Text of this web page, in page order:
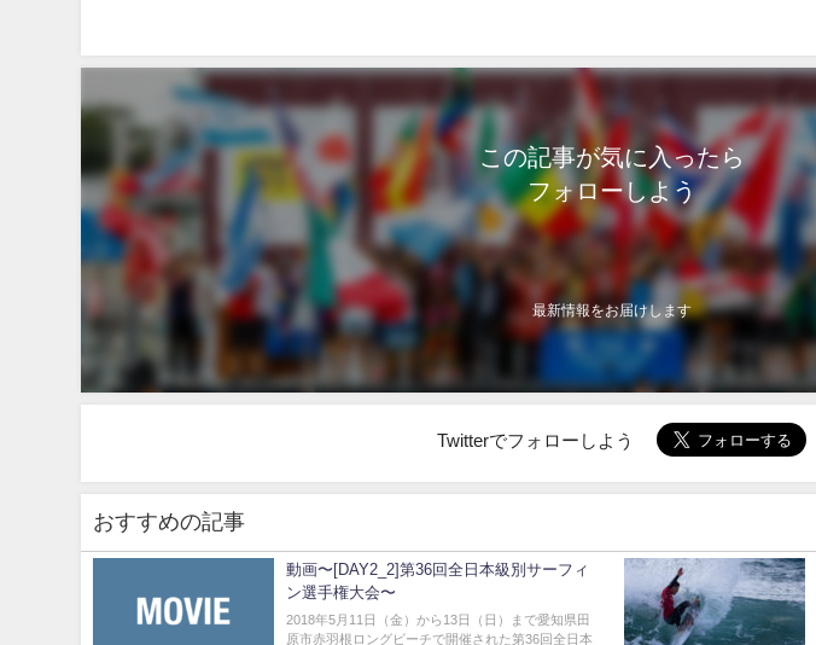
この記事が気に入ったら
フォローしよう
最新情報をお届けします
Twitterでフォローしよう
おすすめの記事
動画〜[DAY2_2]第36回全日本級別サーフィ
ン選手権大会〜
2018年5月11日（金）から13日（日）まで愛知県田
原市赤羽根ロングビーチで開催された第36回全日本